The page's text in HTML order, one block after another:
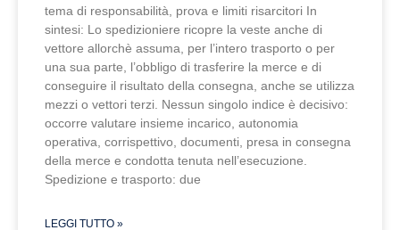
tema di responsabilità, prova e limiti risarcitori In
sintesi: Lo spedizioniere ricopre la veste anche di
vettore allorchè assuma, per l’intero trasporto o per
una sua parte, l’obbligo di trasferire la merce e di
conseguire il risultato della consegna, anche se utilizza
mezzi o vettori terzi. Nessun singolo indice è decisivo:
occorre valutare insieme incarico, autonomia
operativa, corrispettivo, documenti, presa in consegna
della merce e condotta tenuta nell’esecuzione.
Spedizione e trasporto: due
LEGGI TUTTO »